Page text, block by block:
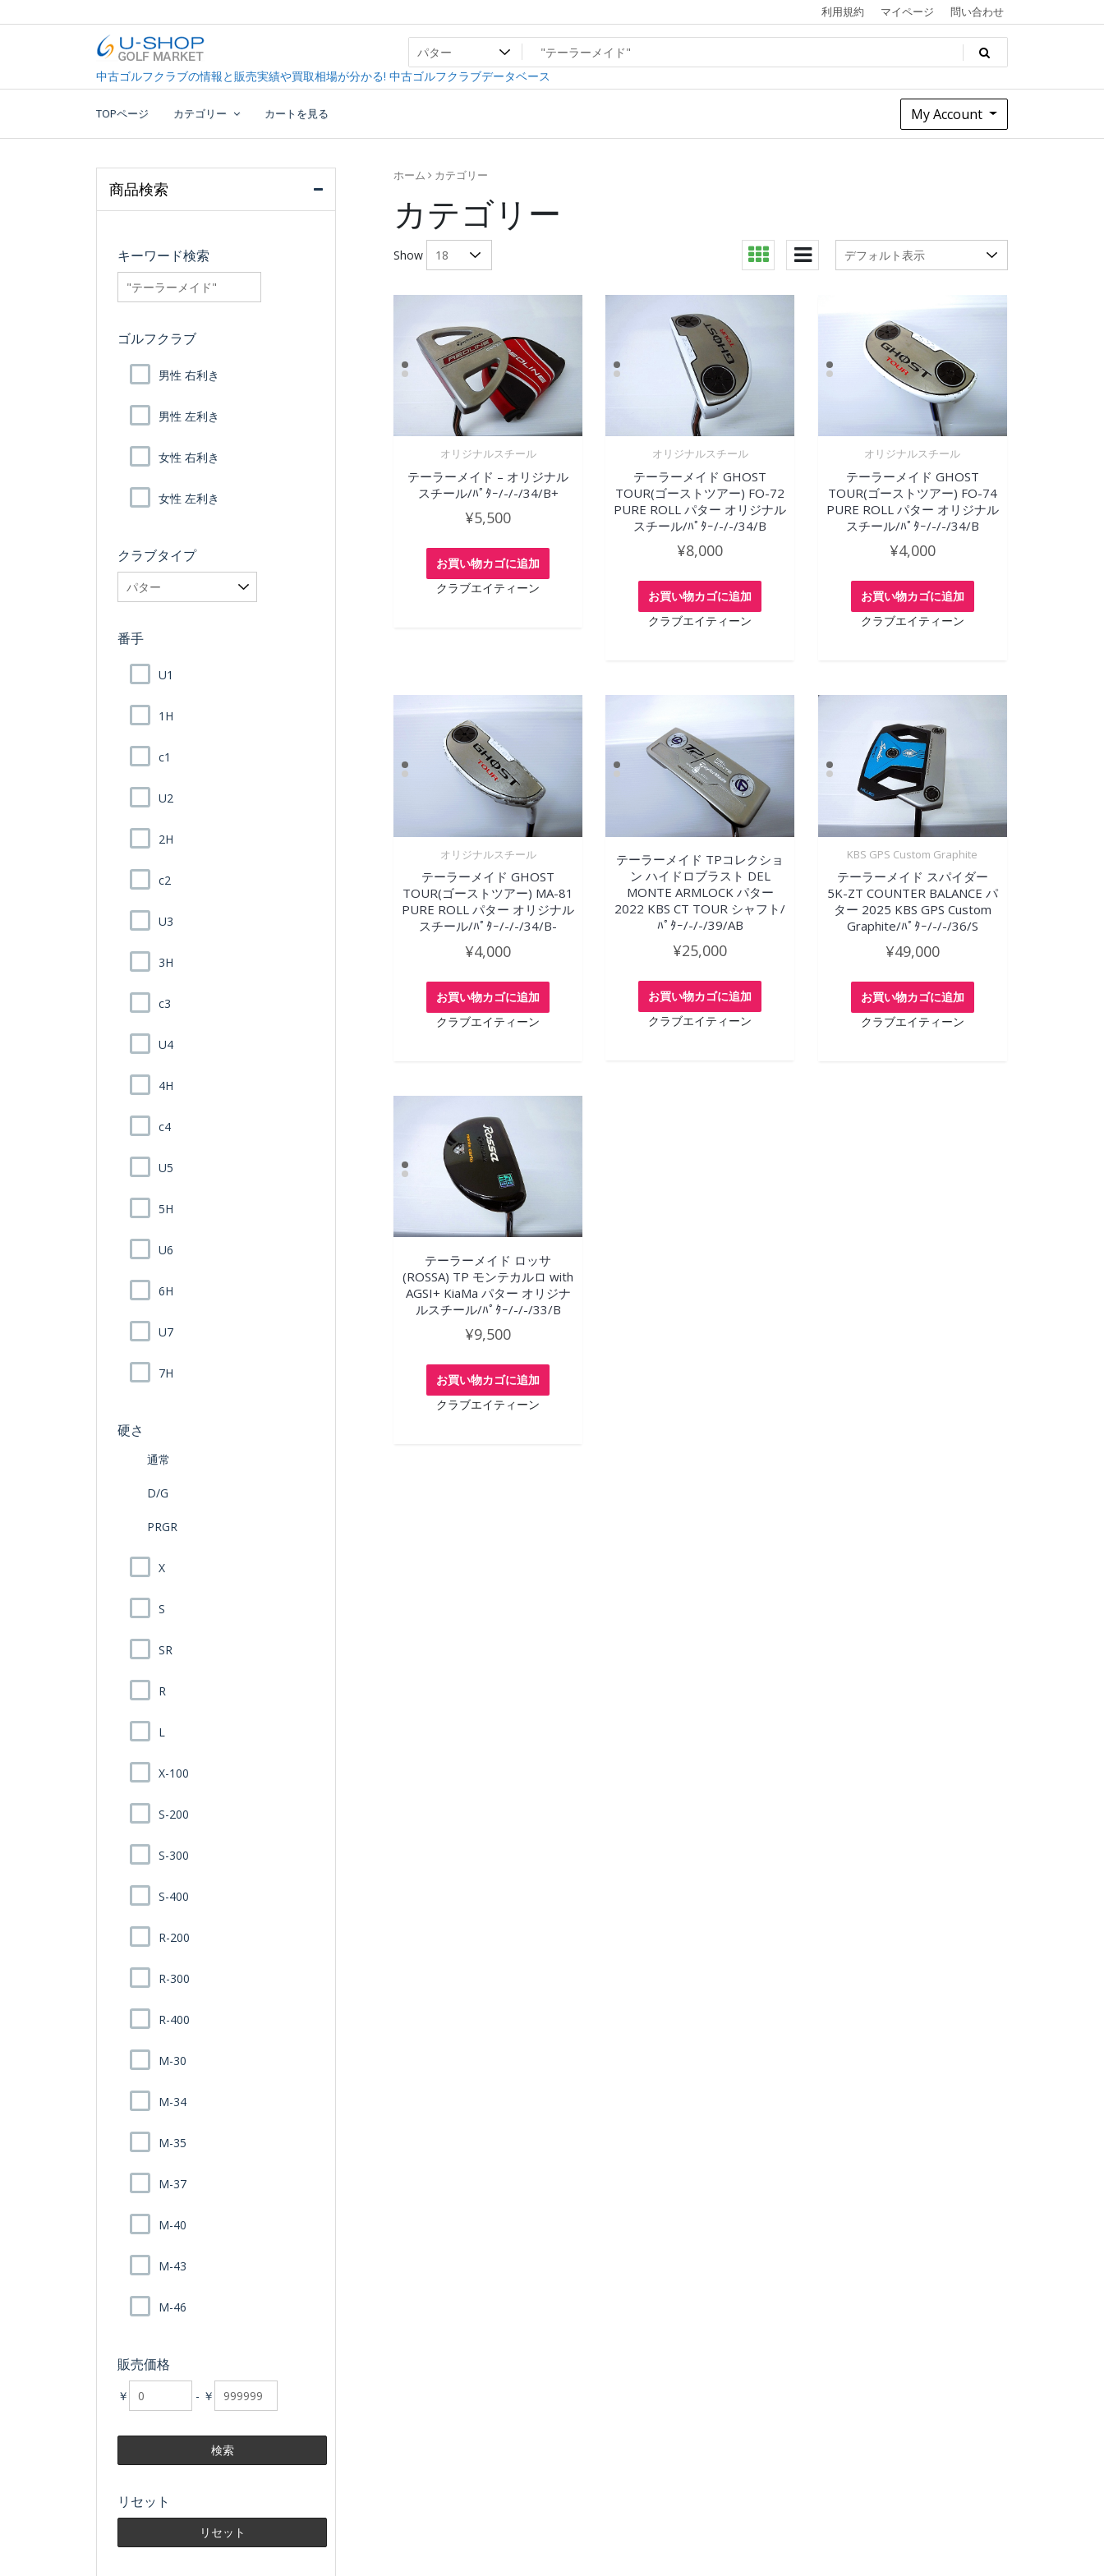
to
利用規約 マイページ 問い合わせ
U-SHOP Golf Market dev
中古ゴルフクラブ最大級！U-SHOPゴルフマーケット
中古ゴルフクラブの情報と販売実績や買取相場が分かる! 中古ゴルフクラブデータベース
TOPページ カテゴリー カートを見る My Account
ホーム カテゴリー
カテゴリー
Show
オリジナルスチール
テーラーメイド – オリジナル
スチール/ﾊﾟﾀｰ/-/-/34/B+
¥5,500
お買い物カゴに追加
クラブエイティーン
オリジナルスチール
テーラーメイド GHOST
TOUR(ゴーストツアー) FO-72
PURE ROLL パター オリジナル
スチール/ﾊﾟﾀｰ/-/-/34/B
¥8,000
お買い物カゴに追加
クラブエイティーン
オリジナルスチール
テーラーメイド GHOST
TOUR(ゴーストツアー) FO-74
PURE ROLL パター オリジナル
スチール/ﾊﾟﾀｰ/-/-/34/B
¥4,000
お買い物カゴに追加
クラブエイティーン
オリジナルスチール
テーラーメイド GHOST
TOUR(ゴーストツアー) MA-81
PURE ROLL パター オリジナル
スチール/ﾊﾟﾀｰ/-/-/34/B-
¥4,000
お買い物カゴに追加
クラブエイティーン
テーラーメイド TPコレクショ
ン ハイドロブラスト DEL
MONTE ARMLOCK パター
2022 KBS CT TOUR シャフト/
ﾊﾟﾀｰ/-/-/39/AB
¥25,000
お買い物カゴに追加
クラブエイティーン
KBS GPS Custom Graphite
テーラーメイド スパイダー
5K-ZT COUNTER BALANCE パ
ター 2025 KBS GPS Custom
Graphite/ﾊﾟﾀｰ/-/-/36/S
¥49,000
お買い物カゴに追加
クラブエイティーン
テーラーメイド ロッサ
(ROSSA) TP モンテカルロ with
AGSI+ KiaMa パター オリジナ
ルスチール/ﾊﾟﾀｰ/-/-/33/B
¥9,500
お買い物カゴに追加
クラブエイティーン
商品検索
キーワード検索
searchfilter_pro
ゴルフクラブ
男性 右利き
男性 左利き
女性 右利き
女性 左利き
クラブタイプ
番手
U1
1H
c1
U2
2H
c2
U3
3H
c3
U4
4H
c4
U5
5H
U6
6H
U7
7H
硬さ
通常
D/G
PRGR
X
S
SR
R
L
X-100
S-200
S-300
S-400
R-200
R-300
R-400
M-30
M-34
M-35
M-37
M-40
M-43
M-46
販売価格
￥ - ￥
リセット